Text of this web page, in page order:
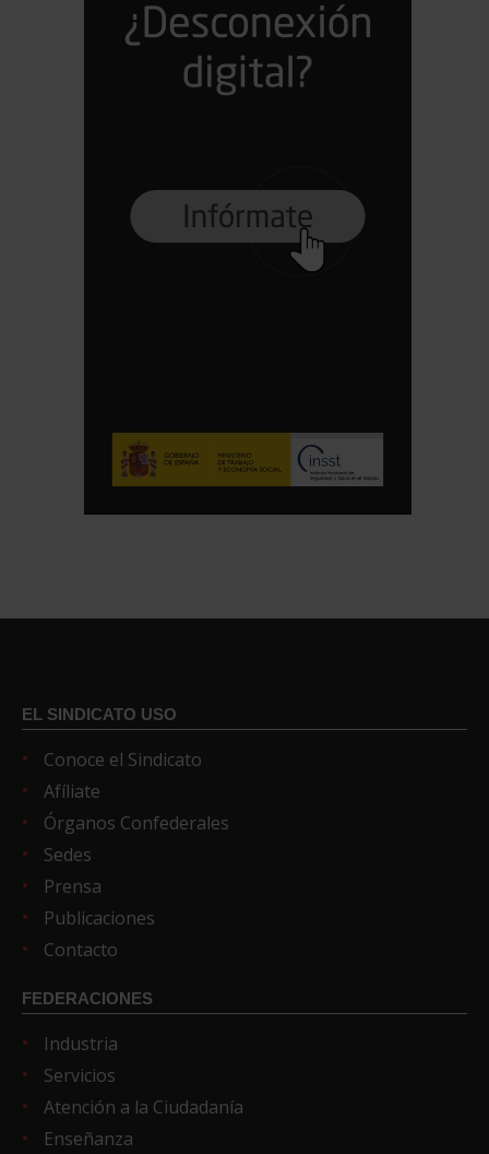
EL SINDICATO USO
Conoce el Sindicato
Afíliate
Órganos Confederales
Sedes
Prensa
Publicaciones
Contacto
FEDERACIONES
Industria
Servicios
Atención a la Ciudadanía
Enseñanza